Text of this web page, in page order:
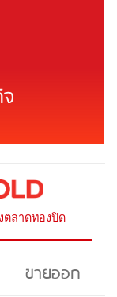
ตลาดทองปิด
ขายออก